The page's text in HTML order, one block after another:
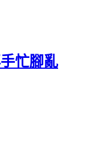
忙腳亂